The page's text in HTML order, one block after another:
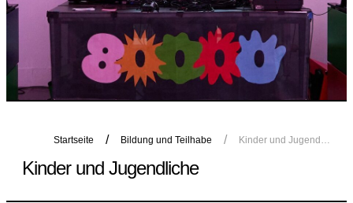
Startseite Bildung und Teilhabe Kinder und Jugendliche
Kinder und Jugendliche